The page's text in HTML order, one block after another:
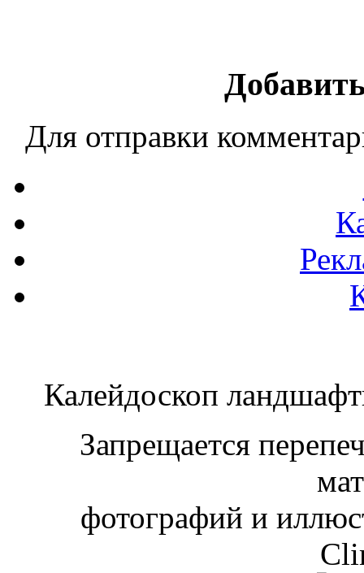
Для отправки
Калейдоскоп
Запрещается
фотографий и